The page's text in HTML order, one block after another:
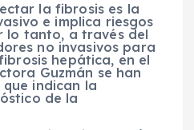
la fibrosis es la
e implica riesgos
lo tanto, a través del
no invasivos para
hepática, en el
Guzmán se han
indican la
de la